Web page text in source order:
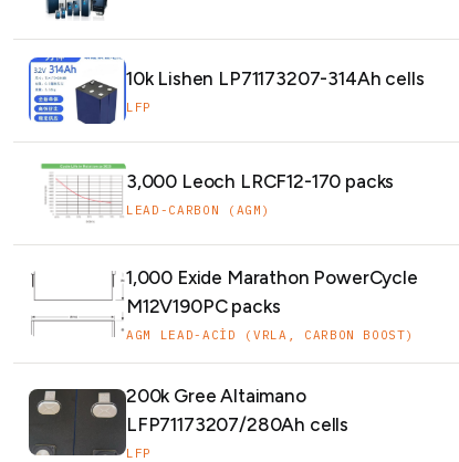
10k Lishen LP71173207-314Ah cells
LFP
3,000 Leoch LRCF12-170 packs
LEAD-CARBON (AGM)
1,000 Exide Marathon PowerCycle
M12V190PC packs
AGM LEAD-ACID (VRLA, CARBON BOOST)
200k Gree Altaimano
LFP71173207/280Ah cells
LFP